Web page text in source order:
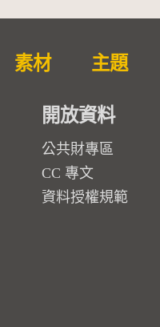
素材 主題
開放資料
公共財專區
CC 專文
資料授權規範